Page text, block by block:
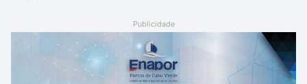
Publicidade